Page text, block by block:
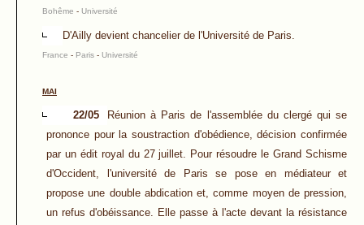
Bohême - Université
D'Ailly devient chancelier de l'Université de Paris.
France - Paris - Université
MAI
22/05
Réunion à Paris de l'assemblée du clergé qui se
prononce pour la soustraction d'obédience, décision confirmée
par un édit royal du 27 juillet. Pour résoudre le Grand Schisme
d'Occident, l'université de Paris se pose en médiateur et
propose une double abdication et, comme moyen de pression,
un refus d'obéissance. Elle passe à l'acte devant la résistance